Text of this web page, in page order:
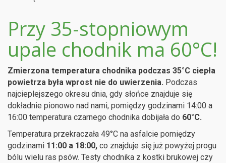
Przy 35-stopniowym
upale chodnik ma 60°C!
Zmierzona temperatura chodnika podczas 35°C ciepła
powietrza była wprost nie do uwierzenia. Podczas
najcieplejszego okresu dnia, gdy słońce znajduje się
dokładnie pionowo nad nami, pomiędzy godzinami 14:00 a
16:00 temperatura czarnego chodnika dobijała do 60°C.
Temperatura przekraczała 49°C na asfalcie pomiędzy
godzinami 11:00 a 18:00, co znajduje się już powyżej progu
bólu wielu ras psów. Testy chodnika z kostki brukowej czy